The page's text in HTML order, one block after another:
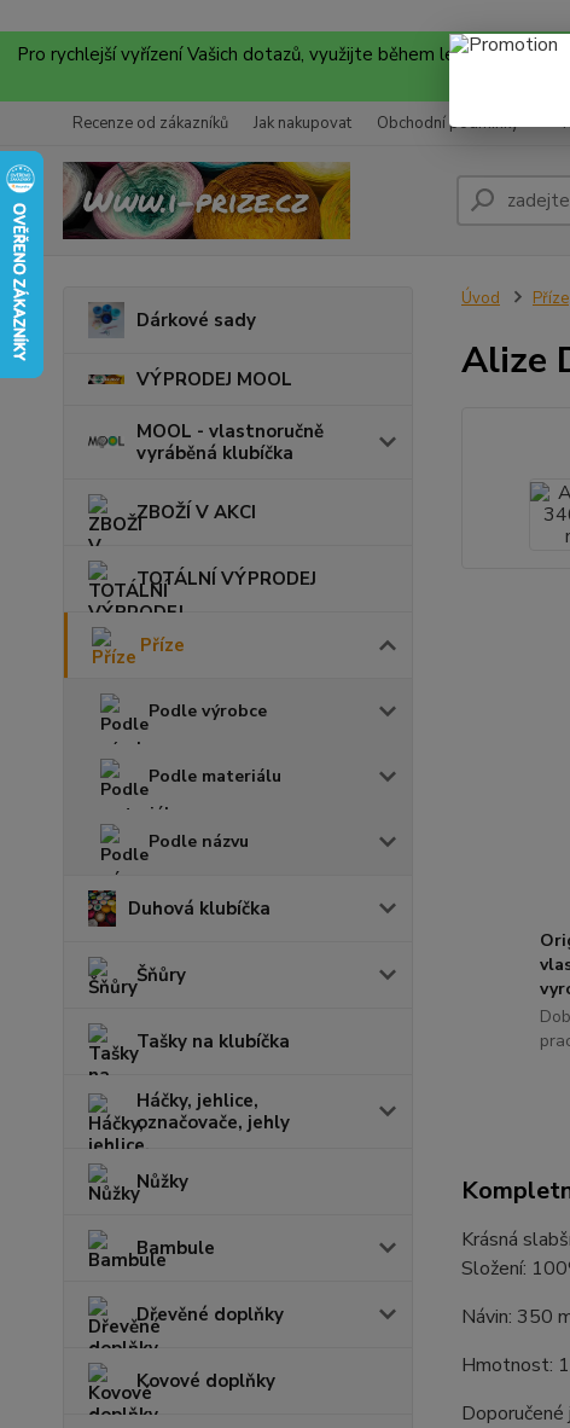
Pro rychlejší vyřízení Vašich dotazů, využijte během letních
Recenze od zákazníků Jak nakupovat Obchodní podmínky
Dárkové sady
VÝPRODEJ MOOL
MOOL - vlastnoručně
vyráběná klubíčka
ZBOŽÍ V AKCI
TOTÁLNÍ VÝPRODEJ
Příze
Podle výrobce
Podle materiálu
Podle názvu
Duhová klubíčka
Šňůry
Tašky na klubíčka
Háčky, jehlice,
označovače, jehly
Nůžky
Bambule
Dřevěné doplňky
Kovové doplňky
Úvod Příze
Alize
Krásná
Složení:
Návin: 350
Hmotnost: